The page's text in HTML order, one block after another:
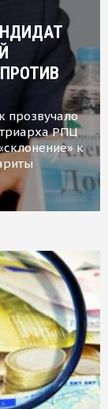
прозвучало
РПЦ
к